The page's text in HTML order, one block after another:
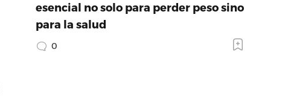
esencial no solo para perder peso sino
para la salud
0